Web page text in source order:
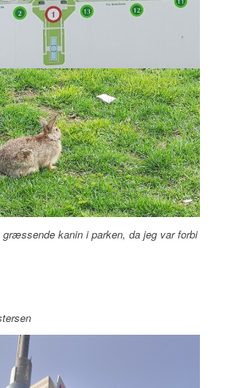
kanin i parken, da jeg var forbi